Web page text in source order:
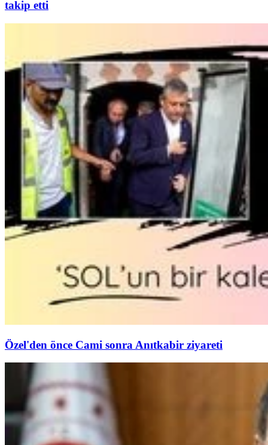
takip etti
Özel'den önce Cami sonra Anıtkabir ziyareti